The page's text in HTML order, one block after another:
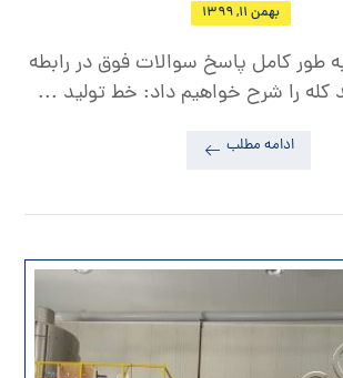
بهمن ۱۱, ۱۳۹۹
طور کامل پاسخ سوالات فوق در رابطه
کله را شرح خواهیم داد: خط تولید ...
ادامه مطلب